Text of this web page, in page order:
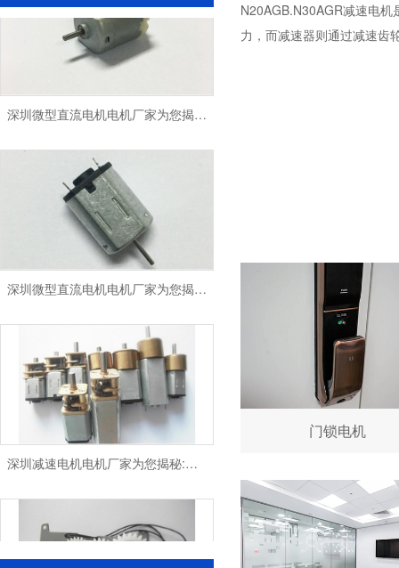
N20AGB.N30AGR减速电机
力，而减速器则通过减速齿
门锁电机